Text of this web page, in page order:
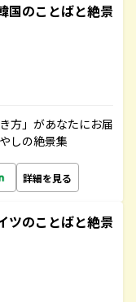
国のことばと絶景
方」があなたにお届
しの絶景集
詳細を見る
ツのことばと絶景